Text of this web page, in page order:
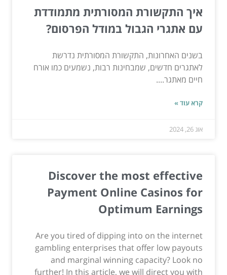
איך התקשורת המסורתית מתמודדת
עם אתגרי הגבול במודל הפרסום?
בשנים האחרונות, התקשורת המסורתית נדרשת
לאתגרים חדשים, שמבחינות רבות, נשמעים כמו אורח
חיים מאתגר....
קרא עוד »
אוג 26, 2024
Discover the most effective
Payment Online Casinos for
Optimum Earnings
Are you tired of dipping into on the internet
gambling enterprises that offer low payouts
and marginal winning capacity? Look no
further! In this article, we will direct you with